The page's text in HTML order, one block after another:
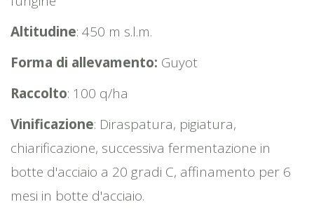
Altitudine: 450 m s.l.m.
Forma di allevamento: Guyot
Raccolto: 100 q/ha
Vinificazione: Diraspatura, pigiatura,
chiarificazione, successiva fermentazione in
botte d'acciaio a 20 gradi C, affinamento per 6
mesi in botte d'acciaio.